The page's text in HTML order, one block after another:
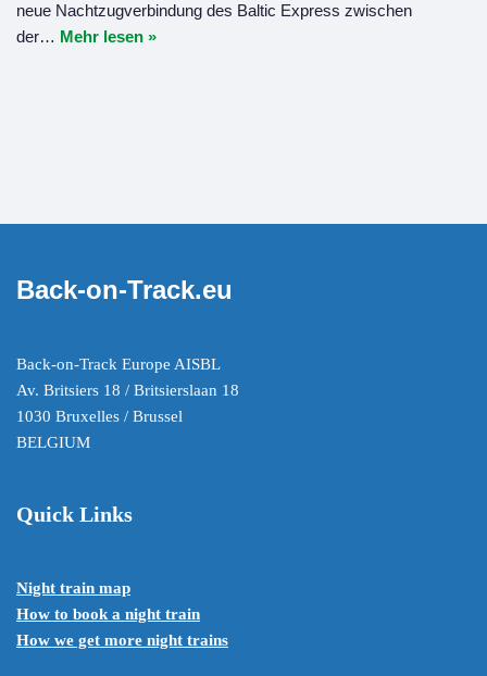
neue Nachtzugverbindung des Baltic Express zwischen
der… Mehr lesen »
Back-on-Track.eu
Back-on-Track Europe AISBL
Av. Britsiers 18 / Britsierslaan 18
1030 Bruxelles / Brussel
BELGIUM
Quick Links
Night train map
How to book a night train
How we get more night trains